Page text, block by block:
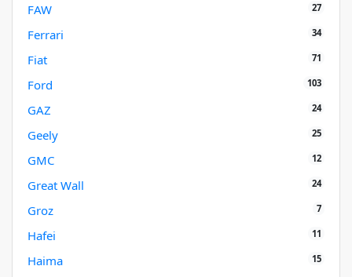
FAW 27
Ferrari 34
Fiat 71
Ford 103
GAZ 24
Geely 25
GMC 12
Great Wall 24
Groz 7
Hafei 11
Haima 15